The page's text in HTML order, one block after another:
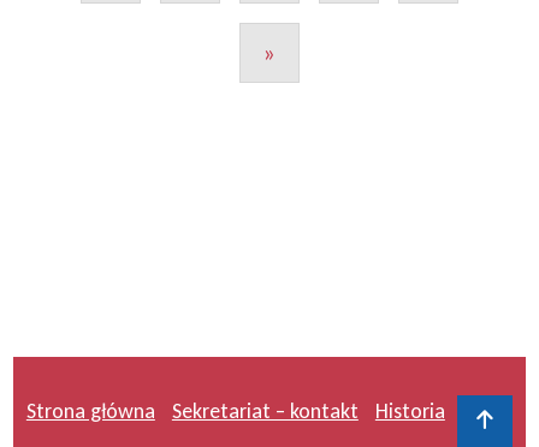
»
Strona główna Sekretariat – kontakt
Historia
Do